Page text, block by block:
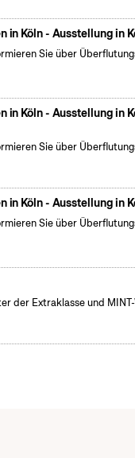
in Köln - Ausstellung in
Sie über
in Köln - Ausstellung in
Sie über
in Köln - Ausstellung in
Sie über
der Extraklasse und